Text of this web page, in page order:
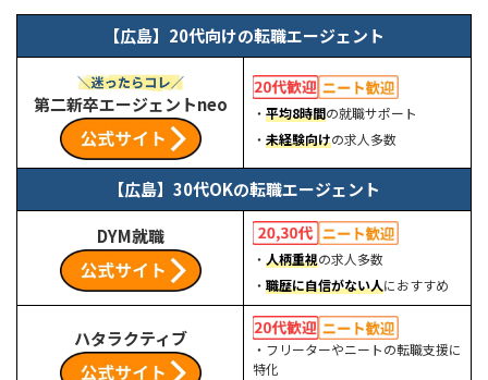
【広島】20代向けの転職エージェント
第二新卒エージェントneo ・ 平均8時間の就職サポート
・ 未経験向けの求人多数
【広島】30代OKの転職エージェント
DYM就職
・ 人柄重視の求人多数
・ 職歴に自信がない人におすすめ
ハタラクティブ
・フリーターやニートの転職支援に
特化